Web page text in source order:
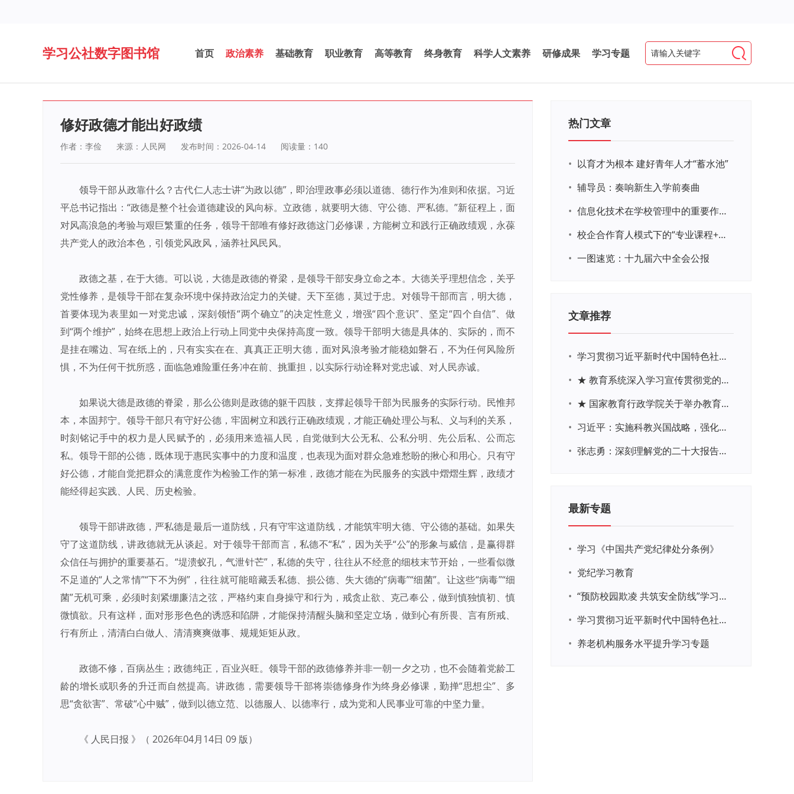
学习公社数字图书馆 首页 政治素养 基础教育 职业教育 高等教育 终身教育 科学人文素养 研修成果 学习专题
修好政德才能出好政绩
作者：李俭 来源：人民网 发布时间：2026-04-14 阅读量： 140
领导干部从政靠什么？古代仁人志士讲“为政以德”，即治理政事必须以道德、德行作为准则和依据。习近
平总书记指出：“政德是整个社会道德建设的风向标。立政德，就要明大德、守公德、严私德。”新征程上，面
对风高浪急的考验与艰巨繁重的任务，领导干部唯有修好政德这门必修课，方能树立和践行正确政绩观，永葆
共产党人的政治本色，引领党风政风，涵养社风民风。
政德之基，在于大德。可以说，大德是政德的脊梁，是领导干部安身立命之本。大德关乎理想信念，关乎
党性修养，是领导干部在复杂环境中保持政治定力的关键。天下至德，莫过于忠。对领导干部而言，明大德，
首要体现为表里如一对党忠诚，深刻领悟“两个确立”的决定性意义，增强“四个意识”、坚定“四个自信”、做
到“两个维护”，始终在思想上政治上行动上同党中央保持高度一致。领导干部明大德是具体的、实际的，而不
是挂在嘴边、写在纸上的，只有实实在在、真真正正明大德，面对风浪考验才能稳如磐石，不为任何风险所
惧，不为任何干扰所惑，面临急难险重任务冲在前、挑重担，以实际行动诠释对党忠诚、对人民赤诚。
如果说大德是政德的脊梁，那么公德则是政德的躯干四肢，支撑起领导干部为民服务的实际行动。民惟邦
本，本固邦宁。领导干部只有守好公德，牢固树立和践行正确政绩观，才能正确处理公与私、义与利的关系，
时刻铭记手中的权力是人民赋予的，必须用来造福人民，自觉做到大公无私、公私分明、先公后私、公而忘
私。领导干部的公德，既体现于惠民实事中的力度和温度，也表现为面对群众急难愁盼的揪心和用心。只有守
好公德，才能自觉把群众的满意度作为检验工作的第一标准，政德才能在为民服务的实践中熠熠生辉，政绩才
能经得起实践、人民、历史检验。
领导干部讲政德，严私德是最后一道防线，只有守牢这道防线，才能筑牢明大德、守公德的基础。如果失
守了这道防线，讲政德就无从谈起。对于领导干部而言，私德不“私”，因为关乎“公”的形象与威信，是赢得群
众信任与拥护的重要基石。“堤溃蚁孔，气泄针芒”，私德的失守，往往从不经意的细枝末节开始，一些看似微
不足道的“人之常情”“下不为例”，往往就可能暗藏丢私德、损公德、失大德的“病毒”“细菌”。让这些“病毒”“细
菌”无机可乘，必须时刻紧绷廉洁之弦，严格约束自身操守和行为，戒贪止欲、克己奉公，做到慎独慎初、慎
微慎欲。只有这样，面对形形色色的诱惑和陷阱，才能保持清醒头脑和坚定立场，做到心有所畏、言有所戒、
行有所止，清清白白做人、清清爽爽做事、规规矩矩从政。
政德不修，百病丛生；政德纯正，百业兴旺。领导干部的政德修养并非一朝一夕之功，也不会随着党龄工
龄的增长或职务的升迁而自然提高。讲政德，需要领导干部将崇德修身作为终身必修课，勤掸“思想尘”、多
思“贪欲害”、常破“心中贼”，做到以德立范、以德服人、以德率行，成为党和人民事业可靠的中坚力量。
《 人民日报 》（ 2026年04月14日 09 版）
热门文章
• 以育才为根本 建好青年人才“蓄水池”
• 辅导员：奏响新生入学前奏曲
•
信息化技术在学校管理中的重要作用 ——以贵州省威宁民族中学和校园使用等为例
•
校企合作育人模式下的“专业课程+思政教育+党建活动”交叉融合的课程思政教学探索与实践
• 一图速览：十九届六中全会公报
文章推荐
•
学习贯彻习近平新时代中国特色社会主义思想主题教育网络培训
•
★ 教育系统深入学习宣传贯彻党的二十大精神学习专题
•
★ 国家教育行政学院关于举办教育系统深入学习宣传贯彻党的二十大精神专题网络培训的通知
•
习近平：实施科教兴国战略，强化现代化建设人才支撑
•
张志勇：深刻理解党的二十大报告关于教育的新思想、新战略、新要求
最新专题
• 学习《中国共产党纪律处分条例》
• 党纪学习教育
•
“预防校园欺凌 共筑安全防线”学习专题
•
学习贯彻习近平新时代中国特色社会主义思想主题教育
• 养老机构服务水平提升学习专题